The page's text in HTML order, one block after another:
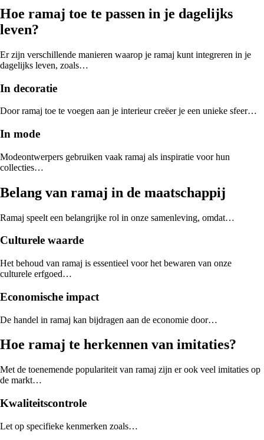
Hoe ramaj toe te passen in je dagelijks
leven?
Er zijn verschillende manieren waarop je ramaj kunt integreren in je
dagelijks leven, zoals…
In decoratie
Door ramaj toe te voegen aan je interieur creëer je een unieke sfeer…
In mode
Modeontwerpers gebruiken vaak ramaj als inspiratie voor hun
collecties…
Belang van ramaj in de maatschappij
Ramaj speelt een belangrijke rol in onze samenleving, omdat…
Culturele waarde
Het behoud van ramaj is essentieel voor het bewaren van onze
culturele erfgoed…
Economische impact
De handel in ramaj kan bijdragen aan de economie door…
Hoe ramaj te herkennen van imitaties?
Met de toenemende populariteit van ramaj zijn er ook veel imitaties op
de markt…
Kwaliteitscontrole
Let op specifieke kenmerken zoals…